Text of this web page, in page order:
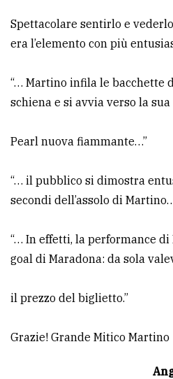
Spettacolare sentirlo e
era l’elemento con più
“… Martino infila le bacchette
schiena e si avvia verso la sua
Pearl nuova fiammante…”
“… il pubblico si dimostra
secondi dell’assolo di
“… In effetti, la performance
goal di Maradona: da sola
il prezzo del biglietto.”
Grazie! Grande Mitico Martino